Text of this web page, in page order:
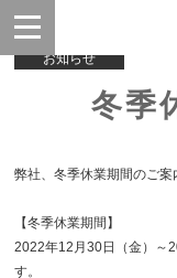
お知らせ
冬季
弊社、冬季休業期間のご案
【冬季休業期間】
2022年12月30日（金）～
す。